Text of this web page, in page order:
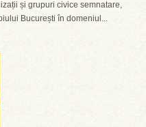
și grupuri civice semnatare,
București în domeniul...